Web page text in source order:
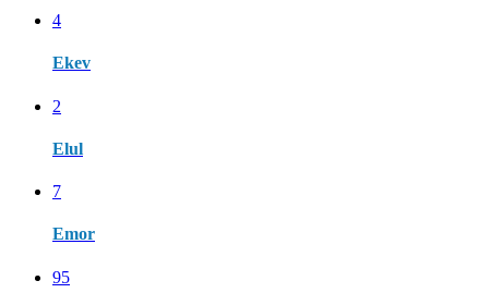
4
Ekev
2
Elul
7
Emor
95